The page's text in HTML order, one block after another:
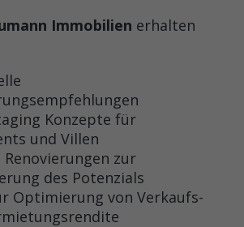
Immobilien erhalten
Konzepte für
und Villen
zur
des Potenzials
Optimierung von Verkaufs-